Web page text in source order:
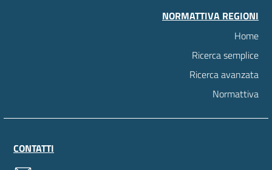
NORMATTIVA REGIONI
Home
Ricerca semplice
Ricerca avanzata
Normattiva
CONTATTI